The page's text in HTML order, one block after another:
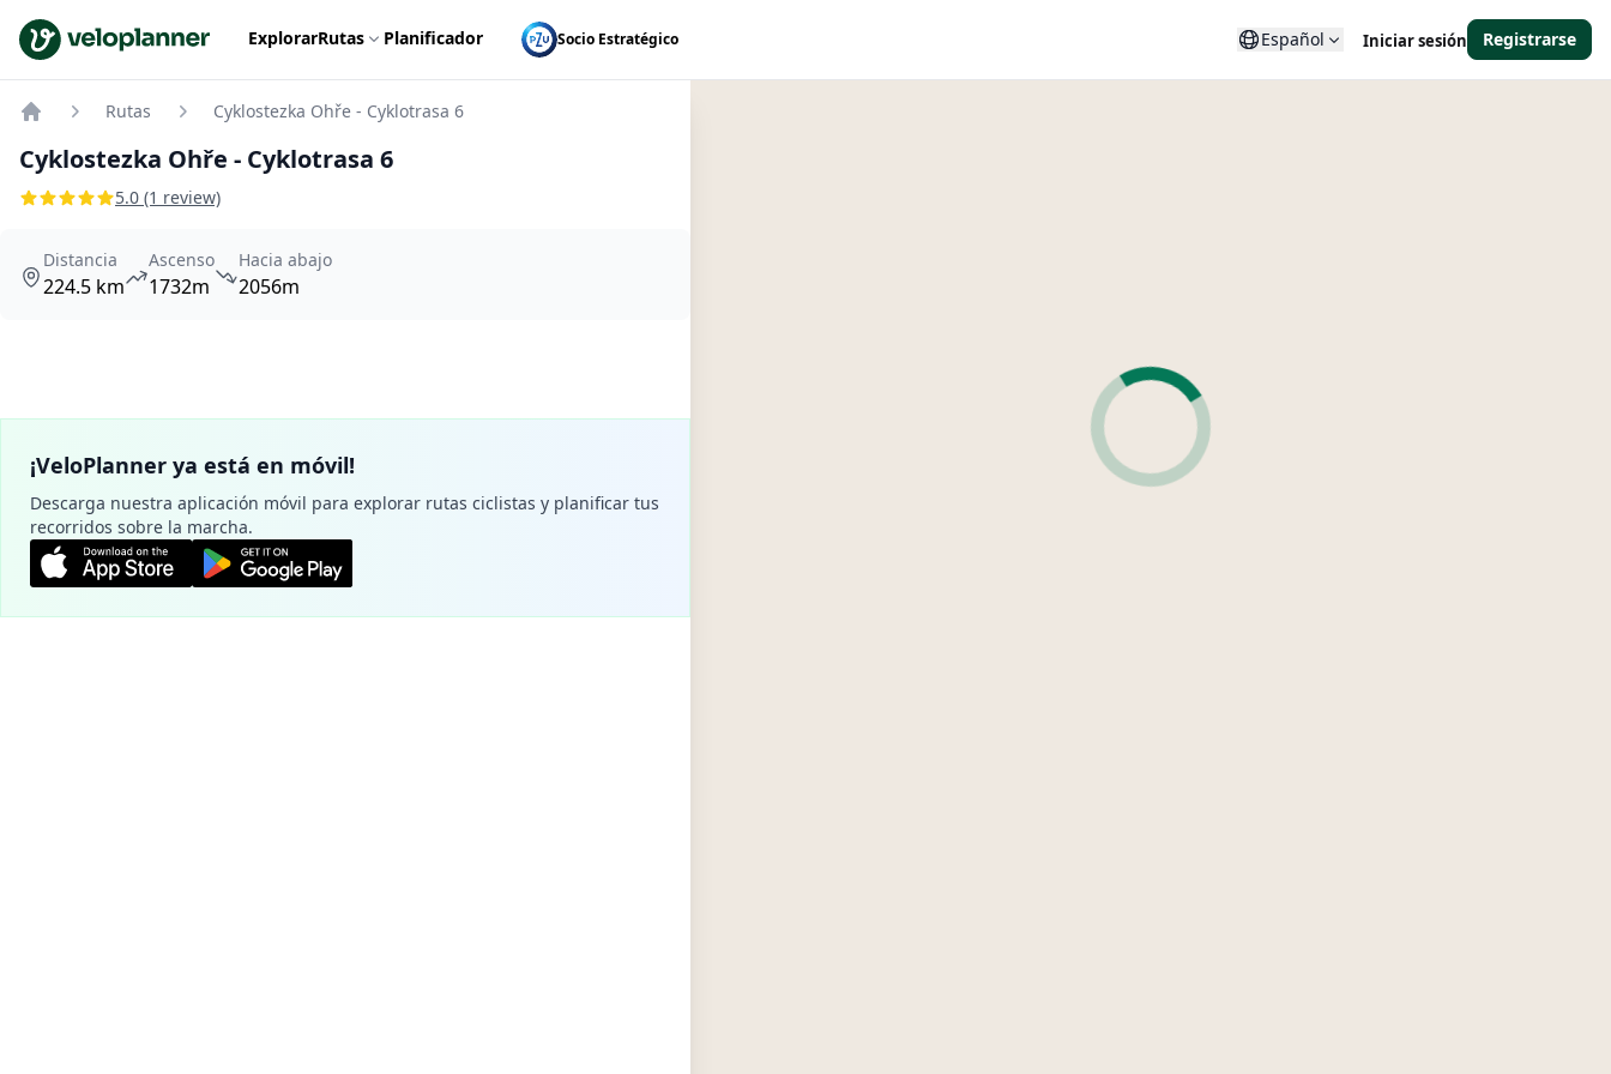
VeloPlanner ExplorarRutas Planificador Socio Estratégico Español Iniciar sesión Registrarse
Rutas Cyklostezka Ohře - Cyklotrasa 6
Cyklostezka Ohře - Cyklotrasa 6
5.0 (1 review)
Distancia
224.5 km
Ascenso
1732m
Hacia abajo
2056m
¡VeloPlanner ya está en móvil!
Descarga nuestra aplicación móvil para explorar rutas ciclistas y planificar tus
recorridos sobre la marcha.